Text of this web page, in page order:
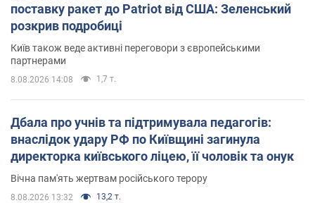
поставку ракет до Patriot від США: Зеленський
розкрив подробиці
Київ також веде активні переговори з європейськими
партнерами
8.08.2026 14:08 1,7 т.
Дбала про учнів та підтримувала педагогів:
внаслідок удару РФ по Київщині загинула
директорка київського ліцею, її чоловік та онук
Вічна пам'ять жертвам російського терору
8.08.2026 13:32 13,2 т.